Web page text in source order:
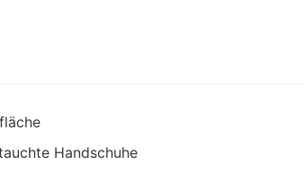
Handschuhe